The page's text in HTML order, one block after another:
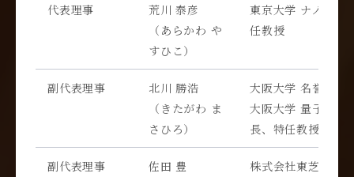
代表理事
荒川 泰彦
（あらかわ や
すひこ）
東京大学 ナノ量子
任教授
副代表理事
北川 勝浩
（きたがわ ま
さひろ）
大阪大学 名誉教授
大阪大学 量子情報
長、特任教授（常
副代表理事
佐田 豊
株式会社東芝 上席